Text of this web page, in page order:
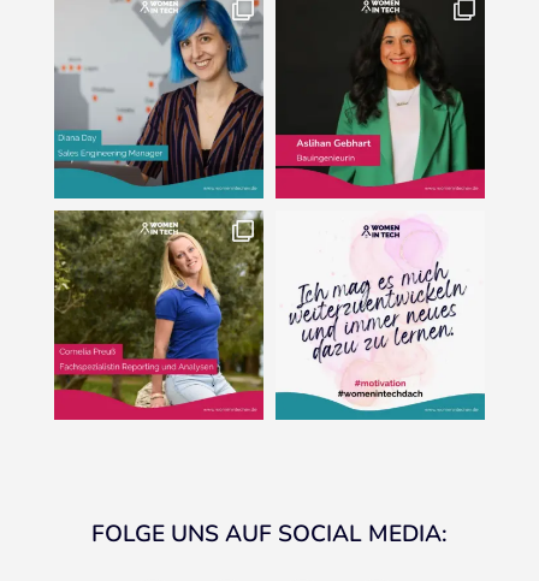
FOLGE UNS AUF SOCIAL MEDIA: